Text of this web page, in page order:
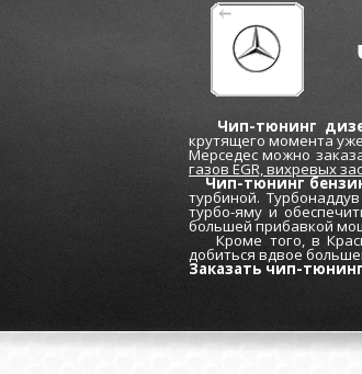
Чип-тюнинг
крутящего момента
Мерседес можно
газов EGR,вихревых
Чип-тюнинг
турбиной.
турбо-яму и
большей прибавкой
Кроме того, в
добиться вдвое
Заказать чип-